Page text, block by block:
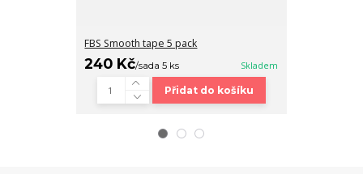
FBS Smooth tape 5 pack
240 Kč/sada 5 ks Skladem
Přidat do košíku